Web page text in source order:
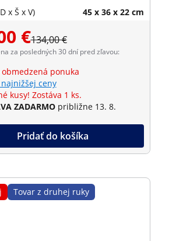
x Š x V) 45 x 36 x 22 cm
€134,00 €
za posledných 30 dní pred zľavou:
obmedzená ponuka
ceny
kusy! Zostáva 1 ks.
ZADARMO približne 13. 8.
Pridať do košíka
Tovar z druhej ruky